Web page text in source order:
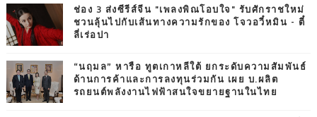
ช่อง 3 ส่งซีรีส์จีน "เพลงพิณโอบใจ" รับศักราชใหม่
ชวนลุ้นไปกับเส้นทางความรักของ โจวอวี๋หมิน - ตี๋
ลี่เร่อปา
“นฤมล” หารือ ทูตเกาหลีใต้ ยกระดับความสัมพันธ์
ด้านการค้าและการลงทุนร่วมกัน เผย บ.ผลิต
รถยนต์พลังงานไฟฟ้าสนใจขยายฐานในไทย